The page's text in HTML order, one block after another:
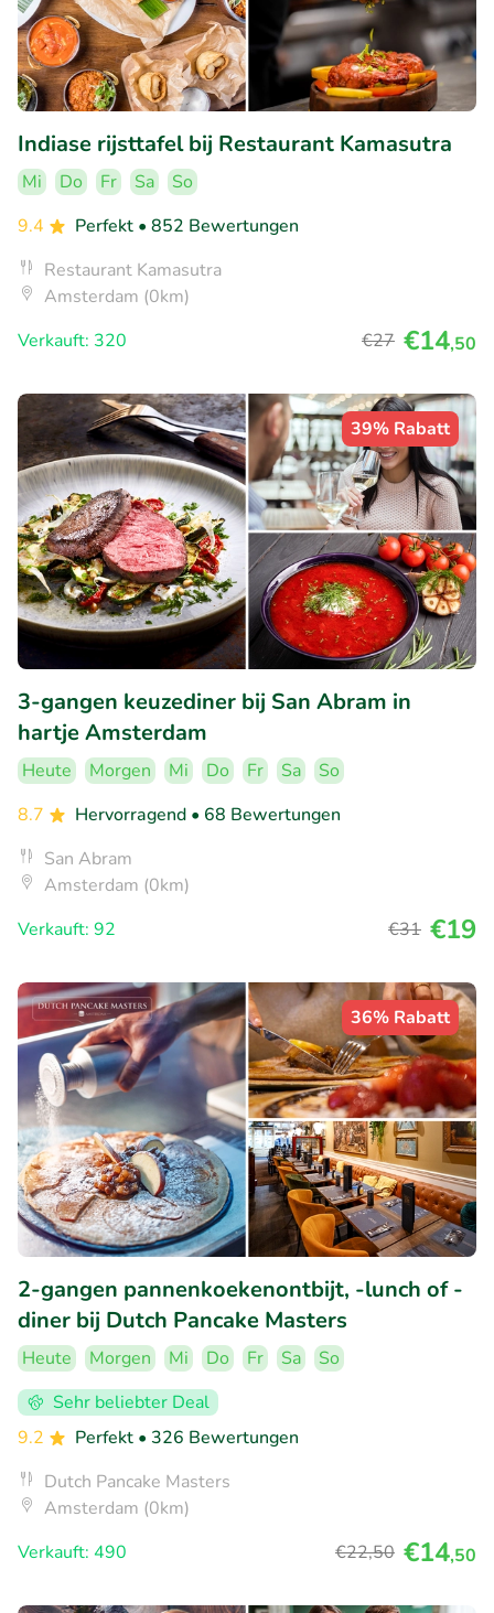
Indiase rijsttafel bij Restaurant Kamasutra
Mi Do Fr Sa
So
9.4
Perfekt • 852 Bewertungen
Restaurant Kamasutra
Amsterdam (0km)
Verkauft: 320
€27 €14,50
39% Rabatt
3-gangen keuzediner bij San Abram in
hartje Amsterdam
Heute Morgen Mi Do Fr Sa
So
8.7
Hervorragend • 68 Bewertungen
San Abram
Amsterdam (0km)
Verkauft: 92
€31 €19
36% Rabatt
2-gangen pannenkoekenontbijt, -lunch of -
diner bij Dutch Pancake Masters
Heute Morgen Mi Do Fr Sa
So
Sehr beliebter Deal
9.2
Perfekt • 326 Bewertungen
Dutch Pancake Masters
Amsterdam (0km)
Verkauft: 490
€22,50 €14,50